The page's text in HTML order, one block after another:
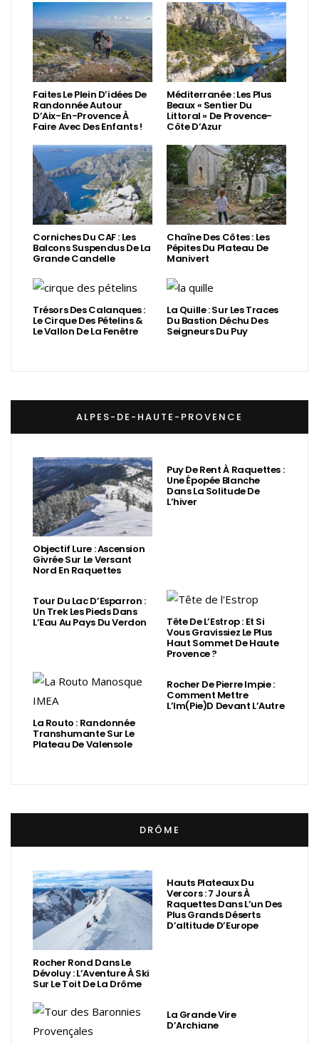
Faites Le Plein D’idées De
Randonnée Autour
D’Aix-En-Provence À
Faire Avec Des Enfants !
Méditerranée : Les Plus
Beaux « Sentier Du
Littoral » De Provence-
Côte D’Azur
Corniches Du CAF : Les
Balcons Suspendus De La
Grande Candelle
Chaîne Des Côtes : Les
Pépites Du Plateau De
Manivert
Trésors Des Calanques :
Le Cirque Des Pételins &
Le Vallon De La Fenêtre
La Quille : Sur Les Traces
Du Bastion Déchu Des
Seigneurs Du Puy
ALPES-DE-HAUTE-PROVENCE
Objectif Lure : Ascension
Givrée Sur Le Versant
Nord En Raquettes
Puy De Rent À Raquettes :
Une Épopée Blanche
Dans La Solitude De
L’hiver
Tour Du Lac D’Esparron :
Un Trek Les Pieds Dans
L’Eau Au Pays Du Verdon Tête De L’Estrop : Et Si
Vous Gravissiez Le Plus
Haut Sommet De Haute
Provence ?
La Routo : Randonnée
Transhumante Sur Le
Plateau De Valensole
Rocher De Pierre Impie :
Comment Mettre
L’Im(Pie)d Devant L’Autre
DRÔME
Rocher Rond Dans Le
Dévoluy : L’Aventure À Ski
Sur Le Toit De La Drôme
Hauts Plateaux Du
Vercors : 7 Jours À
Raquettes Dans L’un Des
Plus Grands Déserts
D’altitude D’Europe
La Grande Vire
D’Archiane